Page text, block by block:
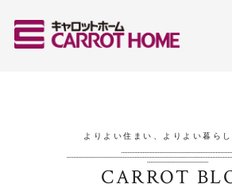
よりよい住まい、よりよい暮ら
CARROT